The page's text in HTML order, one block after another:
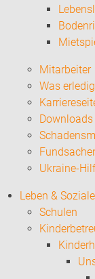
Mitarbeiter
Was
Downloads
Ukraine-
Leben &
Schulen